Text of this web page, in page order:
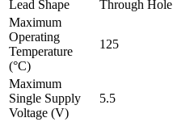
Lead Shape
Through Hole
Maximum
Operating
Temperature
(°C)
125
Maximum
Single Supply
Voltage (V)
5.5